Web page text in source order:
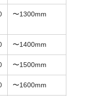
〜1300mm
〜1400mm
〜1500mm
〜1600mm